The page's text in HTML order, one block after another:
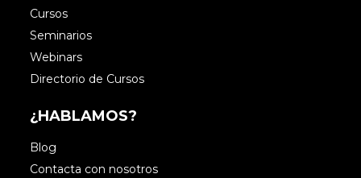
Cursos
Seminarios
Webinars
Directorio de Cursos
¿HABLAMOS?
Blog
Contacta con nosotros